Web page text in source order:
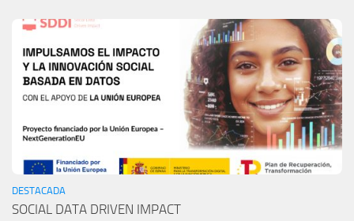
DESTACADA
SOCIAL DATA DRIVEN IMPACT